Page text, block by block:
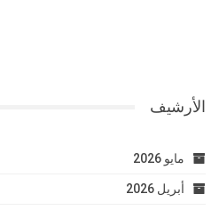
الأرشيف
مايو 2026
أبريل 2026